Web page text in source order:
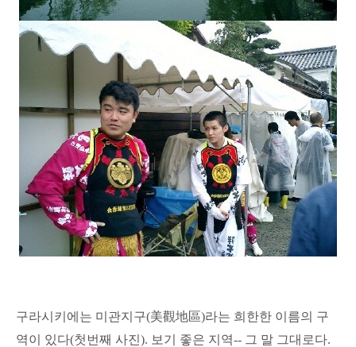
구라시키에는 미관지구(美觀地區)라는 희한한 이름의 구
역이 있다(첫번째 사진). 보기 좋은 지역-- 그 말 그대로다.